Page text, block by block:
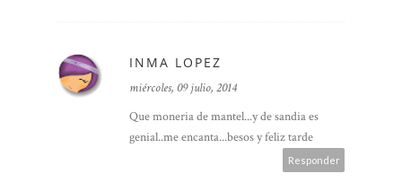
INMA LOPEZ
miércoles, 09 julio, 2014
Que moneria de mantel...y de sandia es
genial..me encanta...besos y feliz tarde
Responder